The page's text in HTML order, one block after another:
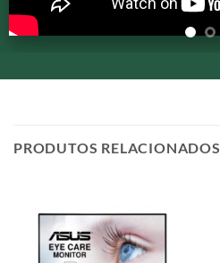
PRODUTOS RELACIONADOS